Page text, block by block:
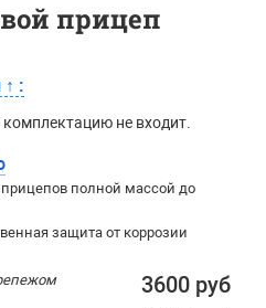
прицеп
↑ :
не входит.
полной массой до
защита от коррозии
3600 руб